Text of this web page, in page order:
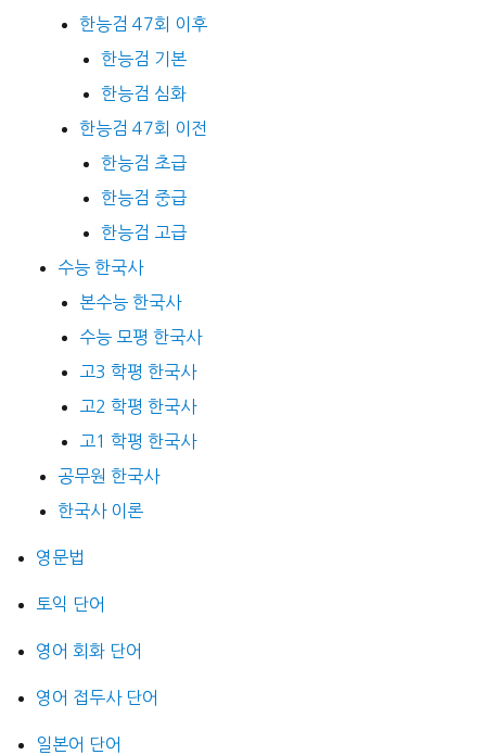
한능검 47회 이후
한능검 기본
한능검 심화
한능검 47회 이전
한능검 초급
한능검 중급
한능검 고급
수능 한국사
본수능 한국사
수능 모평 한국사
고3 학평 한국사
고2 학평 한국사
고1 학평 한국사
공무원 한국사
한국사 이론
영문법
토익 단어
영어 회화 단어
영어 접두사 단어
일본어 단어